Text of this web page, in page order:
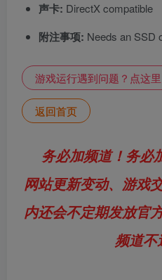
声卡: DirectX compatible
附注事项: Needs an SSD
游戏运行遇到问题？点这里
返回首页
务必加频道！务必
网站更新变动、游戏
内还会不定期发放官
频道不